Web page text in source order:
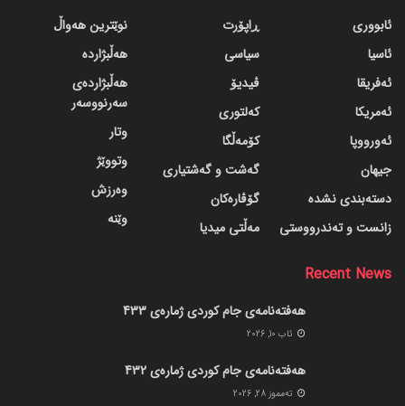
ئابووری
ئاسیا
ئەفریقا
ئەمریکا
ئەورووپا
جیهان
دسته‌بندی نشده
زانست و تەندرووستی
ڕاپۆرت
سیاسی
ڤیدیۆ
کەلتوری
کۆمەڵگا
گه‌شت و گه‌شتیاری
گۆڤاره‌کان
مەڵتی میدیا
نوێترین هەواڵ
هەڵبژاردە
هەڵبژاردەی
سەرنووسەر
وتار
وتووێژ
وەرزش
وێنە
Recent News
هەفتەنامەی جام کوردی ژمارەی 433
ئاب 10, 2026
هەفتەنامەی جام کوردی ژمارەی 432
ته‌مموز 28, 2026